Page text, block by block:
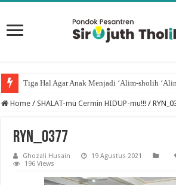
Tiga Hal Agar Anak Menjadi ‘Alim-sholih
Home / SHALAT-mu Cermin HIDUP-mu!!! /
RYN_0377
Ghozali Husain 19 Agustus 2021
196 Views